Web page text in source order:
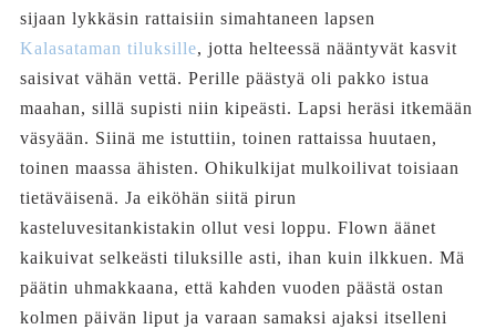
sijaan lykkäsin rattaisiin simahtaneen lapsen
Kalasataman tiluksille, jotta helteessä nääntyvät kasvit
saisivat vähän vettä. Perille päästyä oli pakko istua
maahan, sillä supisti niin kipeästi. Lapsi heräsi itkemään
väsyään. Siinä me istuttiin, toinen rattaissa huutaen,
toinen maassa ähisten. Ohikulkijat mulkoilivat toisiaan
tietäväisenä. Ja eiköhän siitä pirun
kasteluvesitankistakin ollut vesi loppu. Flown äänet
kaikuivat selkeästi tiluksille asti, ihan kuin ilkkuen. Mä
päätin uhmakkaana, että kahden vuoden päästä ostan
kolmen päivän liput ja varaan samaksi ajaksi itselleni